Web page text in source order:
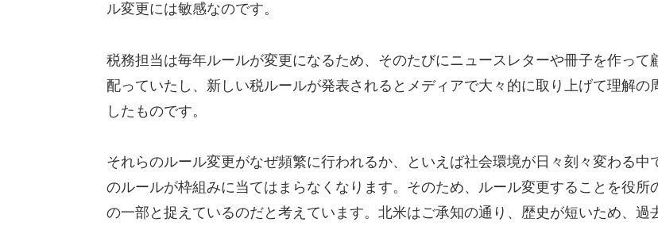
ル変更には敏感なのです。
税務担当は毎年ルールが変更になるため、そのたびにニュースレターや冊子を作って
配っていたし、新しい税ルールが発表されるとメディアで大々的に取り上げて理解の
したものです。
それらのルール変更がなぜ頻繁に行われるか、といえば社会環境が日々刻々変わる中
のルールが枠組みに当てはまらなくなります。そのため、ルール変更することを役所
の一部と捉えているのだと考えています。北米はご承知の通り、歴史が短いため、過